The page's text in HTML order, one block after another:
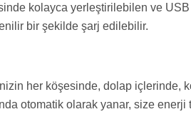
kolayca yerleştirilebilen ve
bir şekilde şarj edilebilir.
her köşesinde, dolap içlerinde,
otomatik olarak yanar, size